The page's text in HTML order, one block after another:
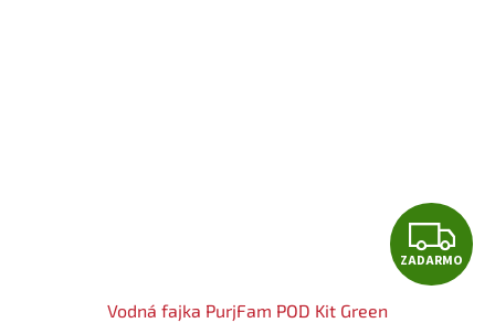
Z
A
ZADARMO
Vodná fajka PurjFam POD Kit Green